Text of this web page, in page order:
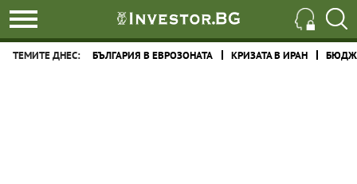
ТЕМИТЕ ДНЕС: БЪЛГАРИЯ В ЕВРОЗОНАТА КРИЗАТА В ИРАН